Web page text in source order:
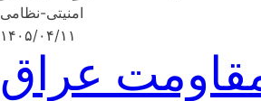
امنیتی-نظامی
۱۴۰۵/۰۴/۱۱
عراق